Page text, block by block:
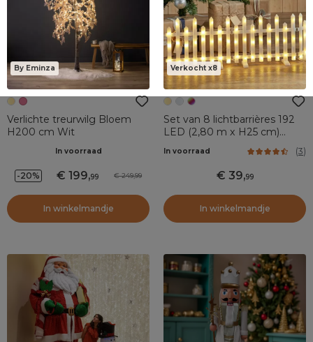
By Eminza
Verlichte treurwilg Bloem
H200 cm Wit
In voorraad
-20% 199,99 249,99
In winkelmandje
Verkocht x8
Set van 8 lichtbarrières 192
LED (2,80 m x H25 cm)
In voorraad (3)
39,99
In winkelmandje